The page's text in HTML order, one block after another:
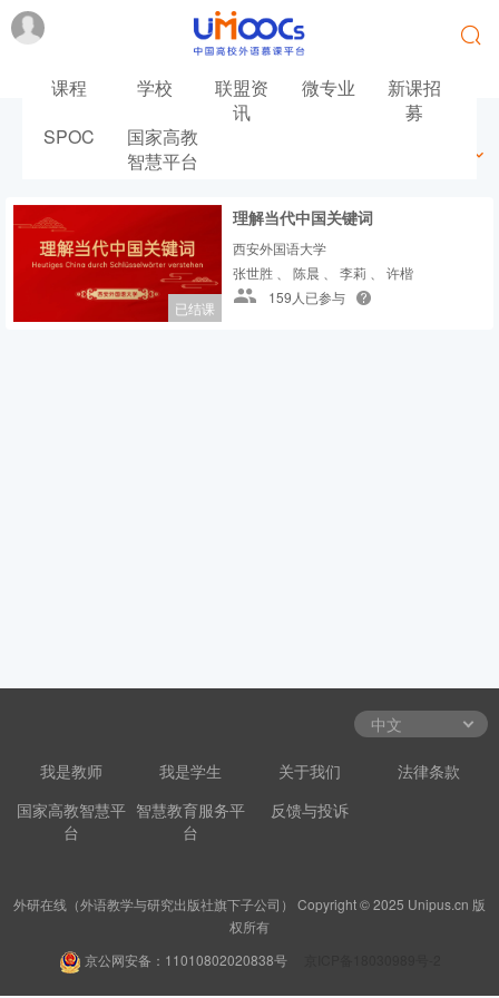
课程 学校
联盟资
讯
微专业
新课招
募
SPOC
国家高教
智慧平台
已结课
理解当代中国关键词
西安外国语大学
张世胜 、 陈晨 、 李莉 、 许楷
159人已参与
我是教师 我是学生 关于我们
法律条款
国家高教智慧平
台
智慧教育服务平
台
反馈与投诉
外研在线（外语教学与研究出版社旗下子公司） Copyright © 2025 Unipus.cn 版
权所有
京公网安备：11010802020838号